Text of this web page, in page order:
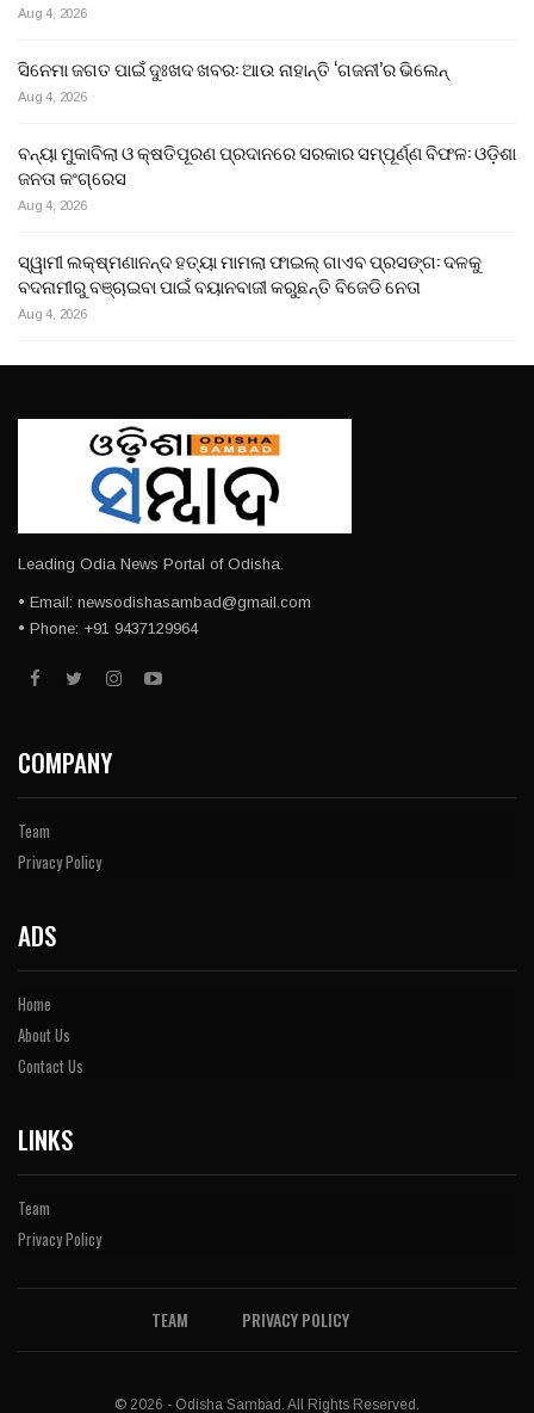
Aug 4, 2026
ସିନେମା ଜଗତ ପାଇଁ ଦୁଃଖଦ ଖବର: ଆଉ ନାହାନ୍ତି ‘ଗଜନୀ’ର ଭିଲେନ୍
Aug 4, 2026
ବନ୍ୟା ମୁକାବିଲା ଓ କ୍ଷତିପୂରଣ ପ୍ରଦାନରେ ସରକାର ସମ୍ପୂର୍ଣ୍ଣ ବିଫଳ: ଓଡ଼ିଶା
ଜନତା କଂଗ୍ରେସ
Aug 4, 2026
ସ୍ୱାମୀ ଲକ୍ଷ୍ମଣାନନ୍ଦ ହତ୍ୟା ମାମଲା ଫାଇଲ୍ ଗାଏବ ପ୍ରସଙ୍ଗ: ଦଳକୁ
ବଦନାମୀରୁ ବଞ୍ଚାଇବା ପାଇଁ ବୟାନବାଜୀ କରୁଛନ୍ତି ବିଜେଡି ନେତା
Aug 4, 2026
Leading Odia News Portal of Odisha.
• Email: newsodishasambad@gmail.com
• Phone: +91 9437129964
COMPANY
Team
Privacy Policy
ADS
Home
About Us
Contact Us
LINKS
Team
Privacy Policy
TEAM PRIVACY POLICY
© 2026 - Odisha Sambad. All Rights Reserved.